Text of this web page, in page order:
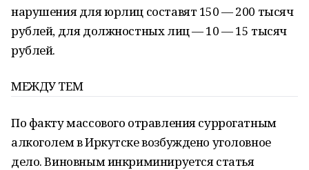
нарушения для юрлиц составят 150 — 200 тысяч
рублей, для должностных лиц — 10 — 15 тысяч
рублей.
МЕЖДУ ТЕМ
По факту массового отравления суррогатным
алкоголем в Иркутске возбуждено уголовное
дело. Виновным инкриминируется статья